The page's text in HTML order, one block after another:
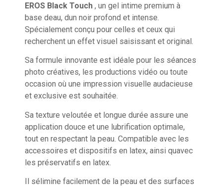
EROS Black Touch , un gel intime premium à
base deau, dun noir profond et intense.
Spécialement conçu pour celles et ceux qui
recherchent un effet visuel saisissant et original.
Sa formule innovante est idéale pour les séances
photo créatives, les productions vidéo ou toute
occasion où une impression visuelle audacieuse
et exclusive est souhaitée.
Sa texture veloutée et longue durée assure une
application douce et une lubrification optimale,
tout en respectant la peau. Compatible avec les
accessoires et dispositifs en latex, ainsi quavec
les préservatifs en latex.
Il sélimine facilement de la peau et des surfaces